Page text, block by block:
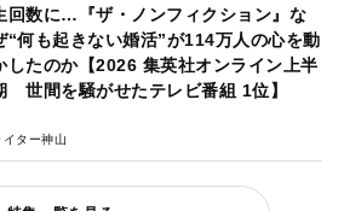
回数に…『ザ・ノンフィクション』な
“何も起きない婚活”が114万人の心を動
したのか【2026 集英社オンライン上半
世間を騒がせたテレビ番組 1位】
イター神山